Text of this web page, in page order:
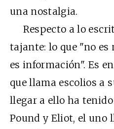
una nostalgia.
Respecto a lo
tajante: lo que "no
es información". Es
que llama escolios a
llegar a ello ha
Pound y Eliot, el uno